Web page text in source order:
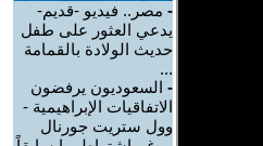
- مصر.. فيديو -قديم-
يدعي العثور على طفل
حديث الولادة بالقمامة
...
- السعوديون يرفضون
الاتفاقيات الإبراهيمية -
وول ستريت جورنال